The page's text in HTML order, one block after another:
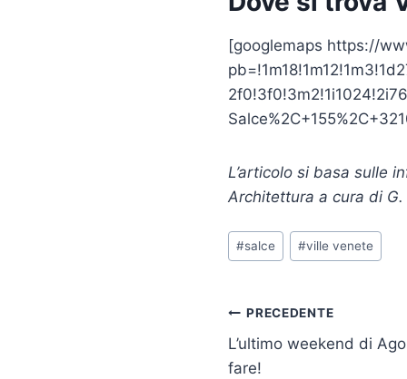
[googlemaps https://
L’articolo si basa sulle
Architettura a cura di
Tag
articolo:
#salce #ville venete
Navigazione
articoli
PRECEDENTE
L’ultimo weekend di
fare!